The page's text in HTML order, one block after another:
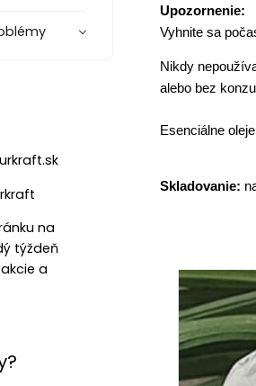
na
týždeň
a
Upozornenie:
Vyhnite sa
Nikdy
alebo bez
Esenciálne
Skladovanie: